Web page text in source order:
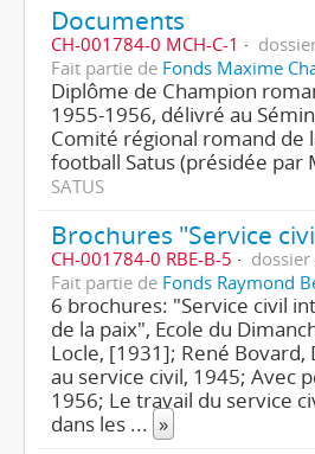
Documents
CH-001784-0 MCH-C-1
Fait partie de Fonds Maxime
Diplôme de Champion
1955-1956, délivré au
Comité régional romand de
football Satus (présidée par
SATUS
Brochures "Service
CH-001784-0 RBE-B-5 dossier
Fait partie de Fonds Raymond
6 brochures: "Service civil
de la paix", Ecole du
Locle, [1931]; René
au service civil, 1945; Avec
1956; Le travail du service
dans les ... »